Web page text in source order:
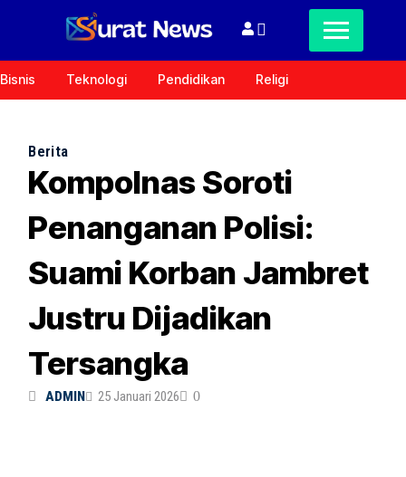
Bisnis Teknologi Pendidikan Religi
Berita
Kompolnas Soroti
Penanganan Polisi:
Suami Korban Jambret
Justru Dijadikan
Tersangka
ADMIN 25 Januari 2026 0